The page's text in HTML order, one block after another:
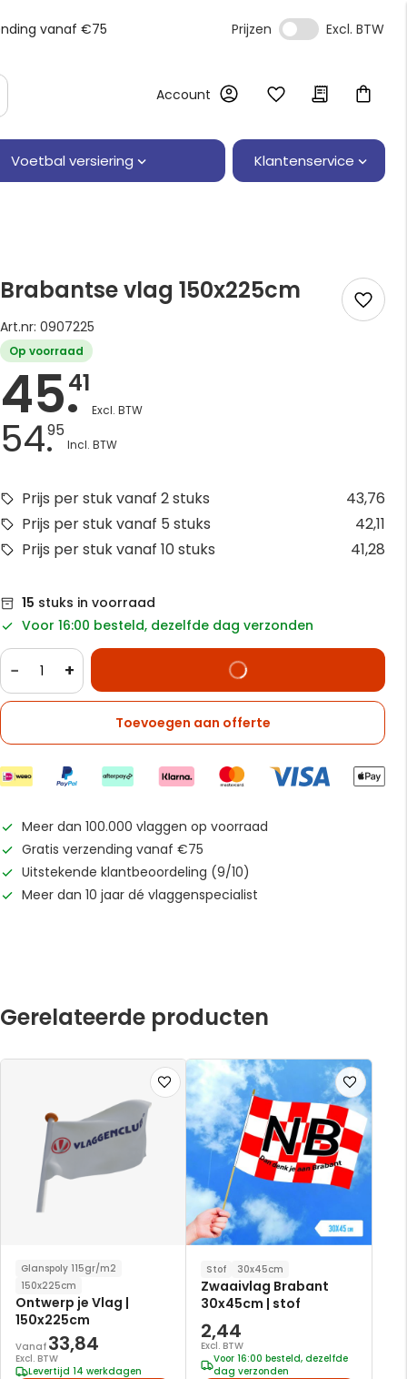
vanaf €75 Prijzen
Account
Voetbal versiering Klantenservice
Brabantse vlag 150x225cm
Art.nr: 0907225
Op voorraad
45.41
54.95
Prijs per stuk vanaf 2 stuks
43,76
Prijs per stuk vanaf 5 stuks
42,11
Prijs per stuk vanaf 10 stuks
41,28
15 stuks in voorraad
Voor 16:00 besteld, dezelfde dag verzonden
− +
Toevoegen aan offerte
Meer dan 100.000 vlaggen op voorraad
Gratis verzending vanaf €75
Uitstekende klantbeoordeling (9/10)
Meer dan 10 jaar dé vlaggenspecialist
Gerelateerde producten
Voeg
toe
aan
verlanglijst
Glanspoly 115gr/m2
150x225cm
Ontwerp je Vlag |
150x225cm
Vanaf 33,84
Excl. BTW
Levertijd 14 werkdagen
Voeg
toe
aan
verlanglijst
Stof 30x45cm
Zwaaivlag Brabant
30x45cm | stof
2,44
Excl. BTW
Voor 16:00 besteld, dezelfde
dag verzonden